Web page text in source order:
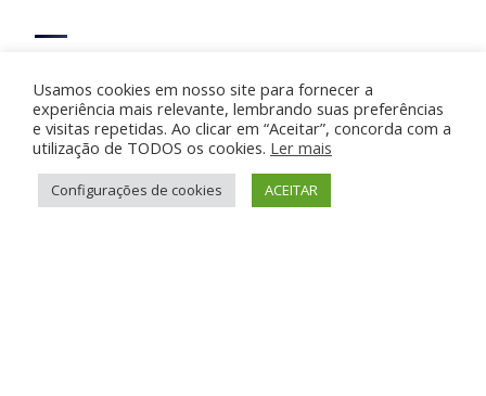
Regras para Anúncios
Termos do envio
Política Privacidade
Política de Cookie
Usamos cookies em nosso site para fornecer a
experiência mais relevante, lembrando suas preferências
e visitas repetidas. Ao clicar em “Aceitar”, concorda com a
utilização de TODOS os cookies. Ler mais
Configurações de cookies ACEITAR